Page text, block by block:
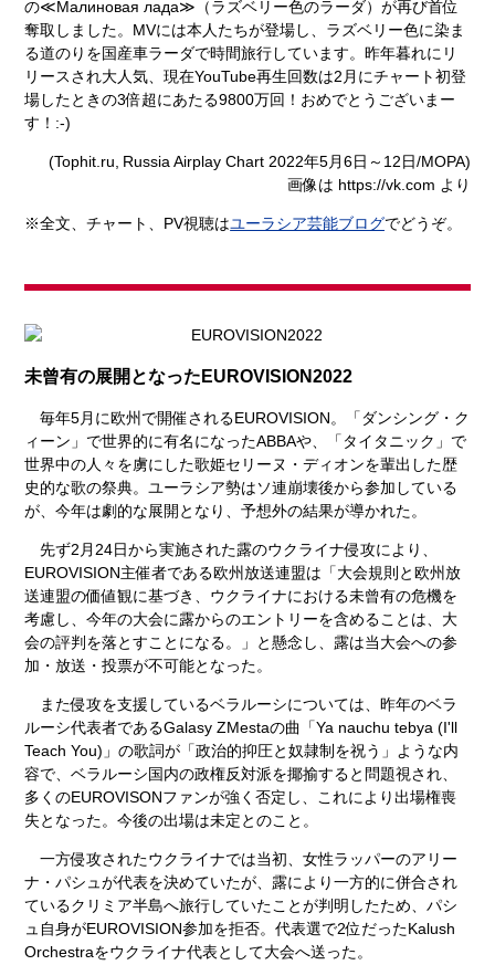
の≪Малиновая лада≫ （ラズベリー色のラーダ）が再び首位
奪取しました。MVには本人たちが登場し、ラズベリー色に染ま
る道のりを国産車ラーダで時間旅行しています。昨年暮れにリ
リースされ大人気、現在YouTube再生回数は2月にチャート初登
場したときの3倍超にあたる9800万回！おめでとうございまー
す！:-)
(Tophit.ru, Russia Airplay Chart 2022年5月6日～12日/MOPA)
画像は https://vk.com より
※全文、チャート、PV視聴はユーラシア芸能ブログでどうぞ。
未曾有の展開となったEUROVISION2022
毎年5月に欧州で開催されるEUROVISION。「ダンシング・ク
ィーン」で世界的に有名になったABBAや、「タイタニック」で
世界中の人々を虜にした歌姫セリーヌ・ディオンを輩出した歴
史的な歌の祭典。ユーラシア勢はソ連崩壊後から参加している
が、今年は劇的な展開となり、予想外の結果が導かれた。
先ず2月24日から実施された露のウクライナ侵攻により、
EUROVISION主催者である欧州放送連盟は「大会規則と欧州放
送連盟の価値観に基づき、ウクライナにおける未曾有の危機を
考慮し、今年の大会に露からのエントリーを含めることは、大
会の評判を落とすことになる。」と懸念し、露は当大会への参
加・放送・投票が不可能となった。
また侵攻を支援しているベラルーシについては、昨年のベラ
ルーシ代表者であるGalasy ZMestaの曲「Ya nauchu tebya (I'll
Teach You)」の歌詞が「政治的抑圧と奴隷制を祝う」ような内
容で、ベラルーシ国内の政権反対派を揶揄すると問題視され、
多くのEUROVISONファンが強く否定し、これにより出場権喪
失となった。今後の出場は未定とのこと。
一方侵攻されたウクライナでは当初、女性ラッパーのアリー
ナ・パシュが代表を決めていたが、露により一方的に併合され
ているクリミア半島へ旅行していたことが判明したため、パシ
ュ自身がEUROVISION参加を拒否。代表選で2位だったKalush
Orchestraをウクライナ代表として大会へ送った。